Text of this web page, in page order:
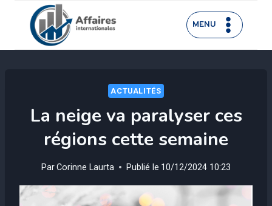
contenu
MENU
ACTUALITÉS
La neige va paralyser ces
régions cette semaine
ParCorinne Laurta Publié le 10/12/2024 10:23